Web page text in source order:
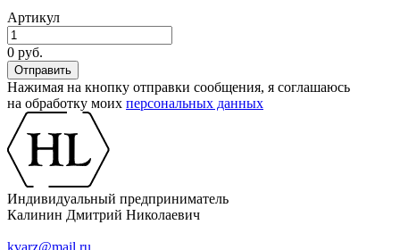
Артикул
0 руб.
Нажимая на кнопку отправки сообщения, я соглашаюсь
на обработку моих персональных данных
Индивидуальный предприниматель
Калинин Дмитрий Николаевич
kvarz@mail.ru